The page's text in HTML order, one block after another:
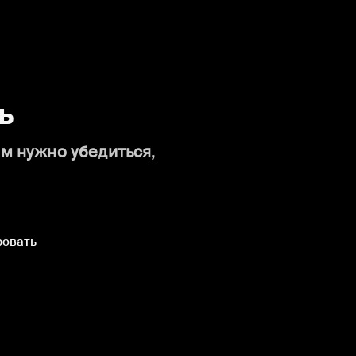
нужно убедиться,